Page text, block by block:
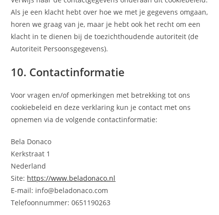
Als je een klacht hebt over hoe we met je gegevens omgaan,
horen we graag van je, maar je hebt ook het recht om een
klacht in te dienen bij de toezichthoudende autoriteit (de
Autoriteit Persoonsgegevens).
10. Contactinformatie
Voor vragen en/of opmerkingen met betrekking tot ons
cookiebeleid en deze verklaring kun je contact met ons
opnemen via de volgende contactinformatie:
Bela Donaco
Kerkstraat 1
Nederland
Site: https://www.beladonaco.nl
E-mail: info@beladonaco.com
Telefoonnummer: 0651190263